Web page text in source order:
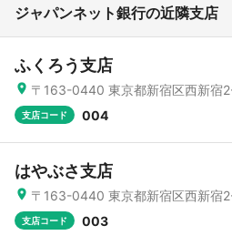
ジャパンネット銀行の近隣支店
ふくろう支店
〒163-0440 東京都新宿区西新宿
支店コード 004
はやぶさ支店
〒163-0440 東京都新宿区西新宿
支店コード 003